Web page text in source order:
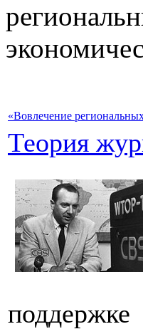
«Вовлечение
Теория